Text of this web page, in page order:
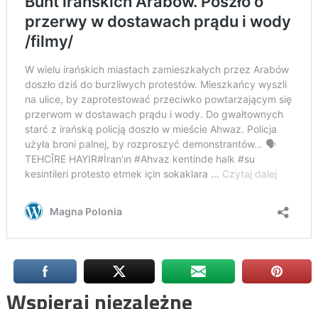
Wspieraj niezależne